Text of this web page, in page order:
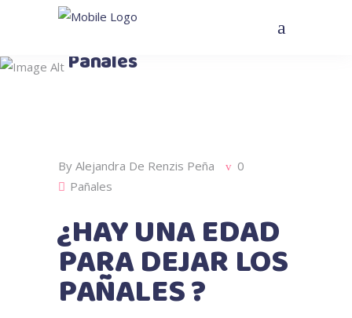
Pañales
By Alejandra De Renzis Peña
0
Pañales
¿HAY UNA EDAD
PARA DEJAR LOS
PAÑALES ?